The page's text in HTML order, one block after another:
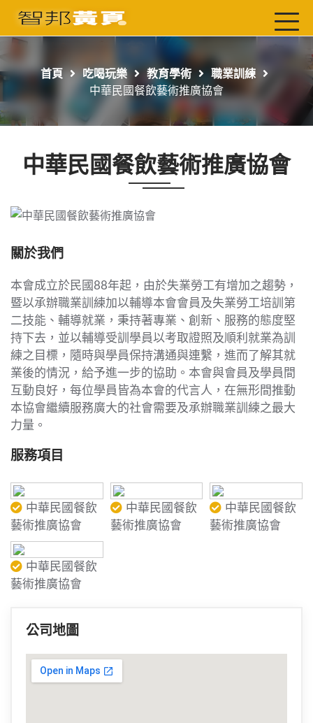
首頁
工商服務
免費刊登
首頁 吃喝玩樂 教育學術
職業訓練
中華民國餐飲藝術推廣協會
中華民國餐飲藝術推廣協會
關於我們
本會成立於民國88年起，由於失業勞工有增加之趨勢，
暨以承辦職業訓練加以輔導本會會員及失業勞工培訓第
二技能、輔導就業，秉持著專業、創新、服務的態度堅
持下去，並以輔導受訓學員以考取證照及順利就業為訓
練之目標，隨時與學員保持溝通與連繫，進而了解其就
業後的情況，給予進一步的協助。本會與會員及學員間
互動良好，每位學員皆為本會的代言人，在無形間推動
本協會繼續服務廣大的社會需要及承辦職業訓練之最大
力量。
服務項目
中華民國餐飲
藝術推廣協會
中華民國餐飲
藝術推廣協會
中華民國餐飲
藝術推廣協會
中華民國餐飲
藝術推廣協會
公司地圖